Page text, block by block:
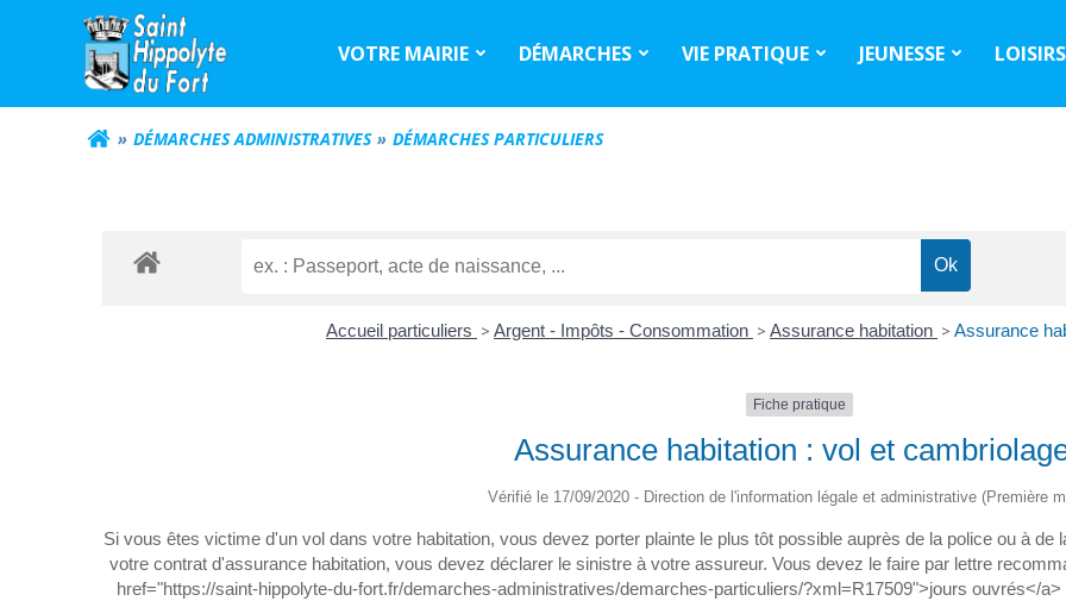
VOTRE MAIRIE DÉMARCHES VIE PRATIQUE JEUNESSE LOISIRS
DÉMARCHES ADMINISTRATIVES DÉMARCHES PARTICULIERS
Accueil particuliers > Argent - Impôts - Consommation > Assurance habitation > Assurance
Fiche pratique
Assurance habitation : vol et
Vérifié le 17/09/2020 - Direction de l'information légale et administrative (Première
Si vous êtes victime d'un vol dans votre habitation, vous devez porter plainte le plus tôt possible auprès de la police ou à
votre contrat d'assurance habitation, vous devez déclarer le sinistre à votre assureur. Vous devez le faire par lettre
href="https://saint-hippolyte-du-fort.fr/demarches-administratives/demarches-particuliers/?xml=R17509">jours ouvrés</